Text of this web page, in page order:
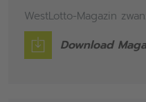
WestLotto-Magazin
Download